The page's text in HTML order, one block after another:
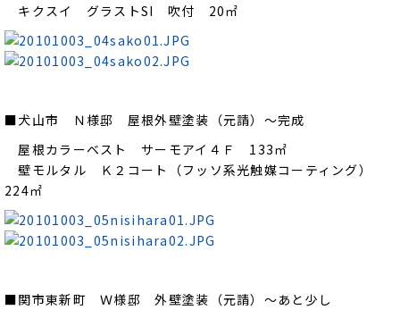
キクスイ グラストSI 吹付 20㎡
■犬山市 Ｎ様邸 屋根外壁塗装（元請）～完成
屋根カラーベスト サーモアイ４Ｆ 133㎡
壁モルタル Ｋ２コート（フッソ系光触媒コーティング）
224㎡
■関市東新町 Ｗ様邸 外壁塗装（元請）～あと少し